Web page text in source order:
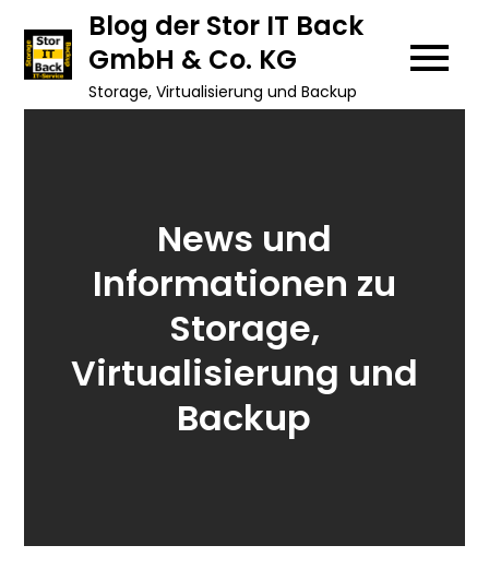
content
Blog der Stor IT Back
GmbH & Co. KG
Storage, Virtualisierung und Backup
News und
Informationen zu
Storage,
Virtualisierung und
Backup